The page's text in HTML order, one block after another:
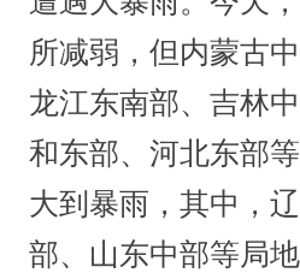
所减弱，但内蒙古
龙江东南部、吉林
和东部、河北东部
大到暴雨，其中，
部、山东中部等局地